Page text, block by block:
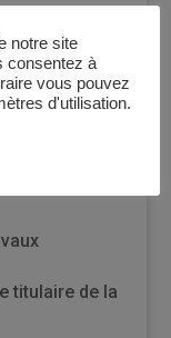
de
:
titulaire de la
notre site
consentez à
vous pouvez
d'utilisation.